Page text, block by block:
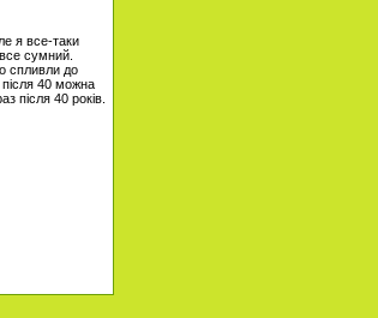
я все-таки
сумний.
спливли до
після 40 можна
після 40 років.